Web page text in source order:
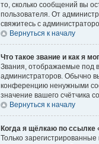
то, сколько сообщений вы
пользователя. От
свяжитесь с
Вернуться к началу
Что такое звание и как я
Звания, отображаемые под
администраторов. Обычно
конференцию ненужными
значение вашего счётчика
Вернуться к началу
Когда я щёлкаю по ссылке
Только